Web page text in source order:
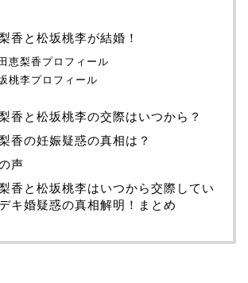
香と松坂桃李が結婚！
恵梨香プロフィール
桃李プロフィール
香と松坂桃李の交際はいつから？
香の妊娠疑惑の真相は？
声
香と松坂桃李はいつから交際してい
キ婚疑惑の真相解明！まとめ